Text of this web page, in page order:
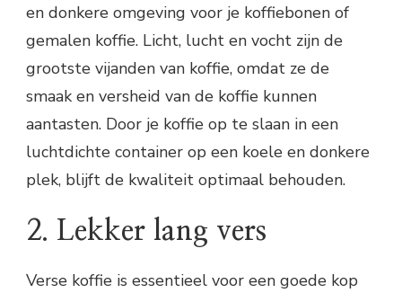
en donkere omgeving voor je koffiebonen of
gemalen koffie. Licht, lucht en vocht zijn de
grootste vijanden van koffie, omdat ze de
smaak en versheid van de koffie kunnen
aantasten. Door je koffie op te slaan in een
luchtdichte container op een koele en donkere
plek, blijft de kwaliteit optimaal behouden.
2. Lekker lang vers
Verse koffie is essentieel voor een goede kop